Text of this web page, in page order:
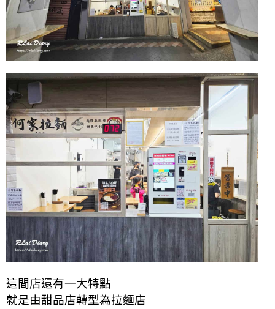
這間店還有一大特點
就是由甜品店轉型為拉麵店